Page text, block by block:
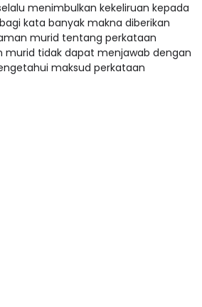
menimbulkan kekeliruan kepada
kata banyak makna diberikan
murid tentang perkataan
murid tidak dapat menjawab dengan
maksud perkataan